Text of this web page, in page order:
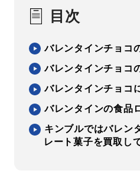
目次
バレンタインチョコ
バレンタインチョコ
バレンタインチョコ
バレンタインの食品
キンブルではバレン
レート菓子を買取し